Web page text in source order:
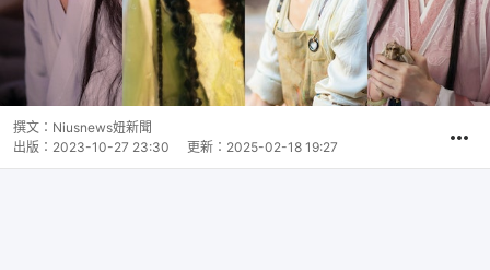
撰文： Niusnews妞新聞
出版： 2023-10-27 23:30 更新： 2025-02-18 19:27